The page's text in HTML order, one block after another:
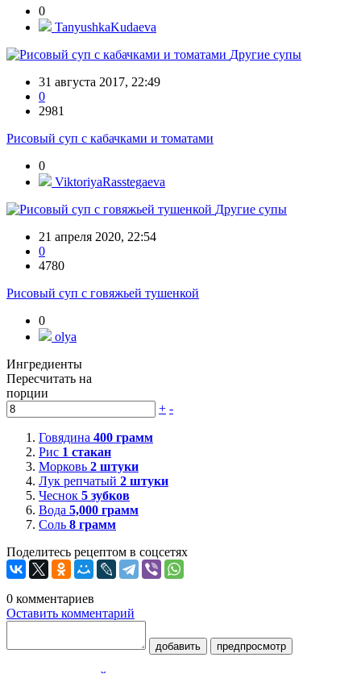
0
TanyushkaKudaeva
Другие супы
31 августа 2017, 22:49
0
2981
Рисовый суп с кабачками и томатами
0
ViktoriyaRasstegaeva
Другие супы
21 апреля 2020, 22:54
0
4780
Рисовый суп с говяжьей тушенкой
0
olya
Ингредиенты
Пересчитать на
порции
+ -
Говядина 400 грамм
Рис 1 стакан
Морковь 2 штуки
Лук репчатый 2 штуки
Чеснок 5 зубков
Вода 5,000 грамм
Соль 8 грамм
Поделитесь рецептом в соцсетях
0 комментариев
Оставить комментарий
добавить предпросмотр